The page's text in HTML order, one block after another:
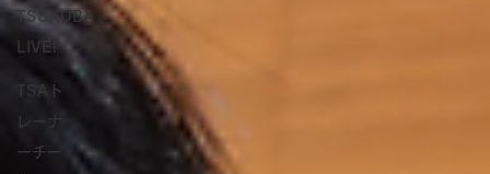
TSUKUBA
LIVE!
TSAト
レーナ
ーチー